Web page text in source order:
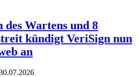
des Wartens und 8
kündigt VeriSign nun
an